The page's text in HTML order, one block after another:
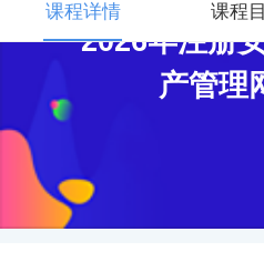
2026年注册
产管理
课程详情 课程